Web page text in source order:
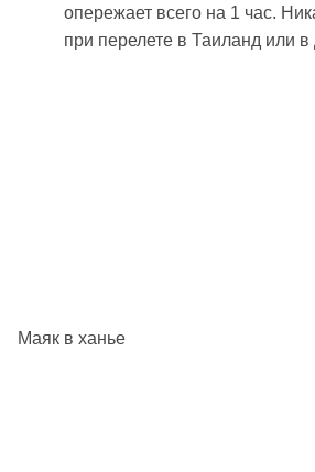
опережает всего на 1 час.
при перелете в Таиланд или в
Маяк в ханье